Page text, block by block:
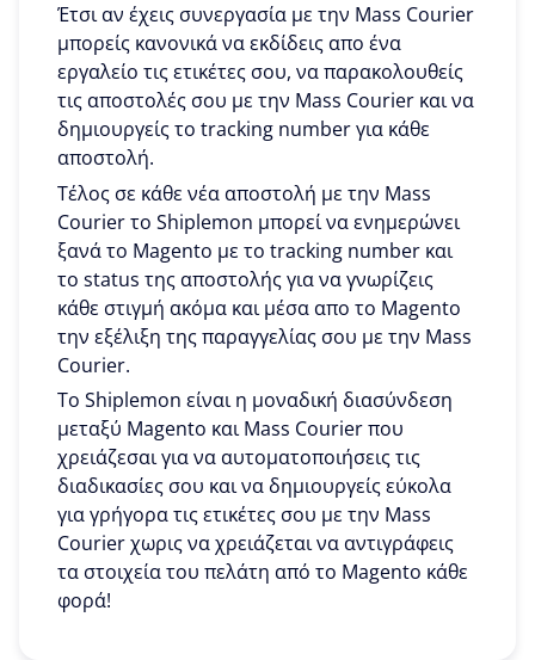
Έτσι αν έχεις συνεργασία με την Mass Courier
μπορείς κανονικά να εκδίδεις απο ένα
εργαλείο τις ετικέτες σου, να παρακολουθείς
τις αποστολές σου με την Mass Courier και να
δημιουργείς το tracking number για κάθε
αποστολή.
Τέλος σε κάθε νέα αποστολή με την Mass
Courier το Shiplemon μπορεί να ενημερώνει
ξανά το Magento με το tracking number και
το status της αποστολής για να γνωρίζεις
κάθε στιγμή ακόμα και μέσα απο το Magento
την εξέλιξη της παραγγελίας σου με την Mass
Courier.
To Shiplemon είναι η μοναδική διασύνδεση
μεταξύ Magento και Mass Courier που
χρειάζεσαι για να αυτοματοποιήσεις τις
διαδικασίες σου και να δημιουργείς εύκολα
για γρήγορα τις ετικέτες σου με την Mass
Courier χωρις να χρειάζεται να αντιγράφεις
τα στοιχεία του πελάτη από το Magento κάθε
φορά!